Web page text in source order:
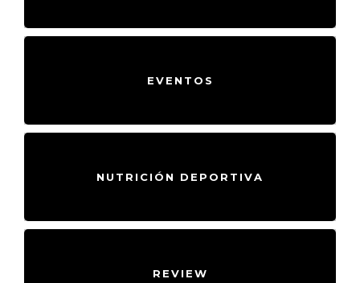
EVENTOS
NUTRICIÓN DEPORTIVA
REVIEW